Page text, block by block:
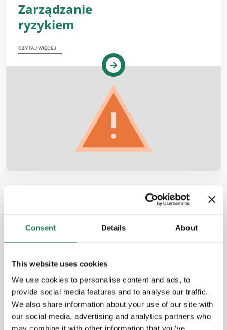
Consent Details About
This website uses cookies
We use cookies to personalise content and ads, to
provide social media features and to analyse our traffic.
We also share information about your use of our site with
our social media, advertising and analytics partners who
Zarządzanie
ryzykiem
CZYTAJ WIĘCEJ
Samoocena
ryzyka i
mechanizmów
kontrolnych
(RCSA)
CZYTAJ WIĘCEJ